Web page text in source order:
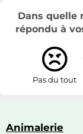
Dans quelle
répondu à
Pas du tout
Animalerie